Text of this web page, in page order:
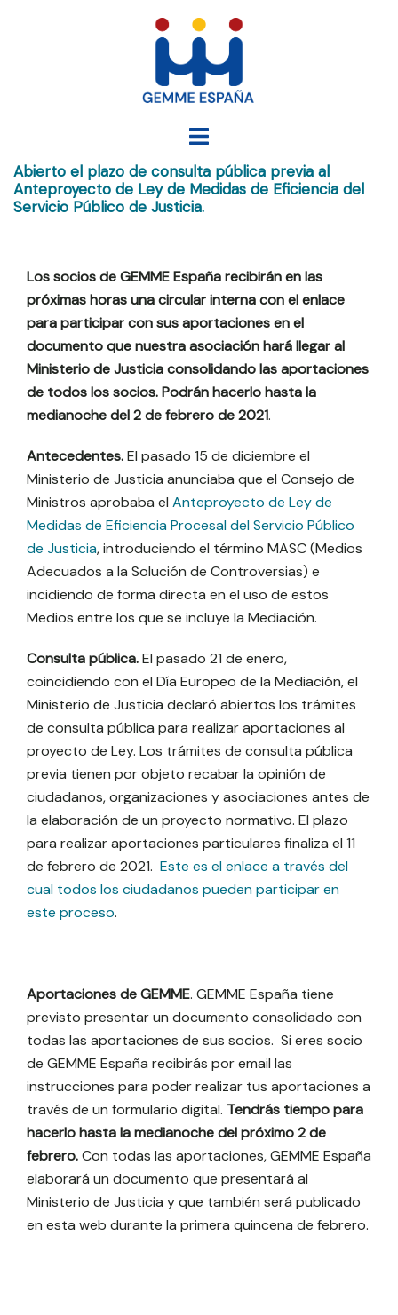
Alternar
Abierto el plazo de consulta pública previa al
Anteproyecto de Ley de Medidas de Eficiencia del
Servicio Público de Justicia.
Los socios de GEMME España recibirán en las
próximas horas una circular interna con el enlace
para participar con sus aportaciones en el
documento que nuestra asociación hará llegar al
Ministerio de Justicia consolidando las aportaciones
de todos los socios. Podrán hacerlo hasta la
medianoche del 2 de febrero de 2021.
Antecedentes.El pasado 15 de diciembre el
Ministerio de Justicia anunciaba que el Consejo de
Ministros aprobaba el Anteproyecto de Ley de
Medidas de Eficiencia Procesal del Servicio Público
de Justicia, introduciendo el término MASC (Medios
Adecuados a la Solución de Controversias) e
incidiendo de forma directa en el uso de estos
Medios entre los que se incluye la Mediación.
Consulta pública.El pasado 21 de enero,
coincidiendo con el Día Europeo de la Mediación, el
Ministerio de Justicia declaró abiertos los trámites
de consulta pública para realizar aportaciones al
proyecto de Ley. Los trámites de consulta pública
previa tienen por objeto recabar la opinión de
ciudadanos, organizaciones y asociaciones antes de
la elaboración de un proyecto normativo. El plazo
para realizar aportaciones particulares finaliza el 11
de febrero de 2021. Este es el enlace a través del
cual todos los ciudadanos pueden participar en
este proceso.
Aportaciones de GEMME. GEMME España tiene
previsto presentar un documento consolidado con
todas las aportaciones de sus socios. Si eres socio
de GEMME España recibirás por email las
instrucciones para poder realizar tus aportaciones a
través de un formulario digital. Tendrás tiempo para
hacerlo hasta la medianoche del próximo 2 de
febrero.Con todas las aportaciones, GEMME España
elaborará un documento que presentará al
Ministerio de Justicia y que también será publicado
en esta web durante la primera quincena de febrero.